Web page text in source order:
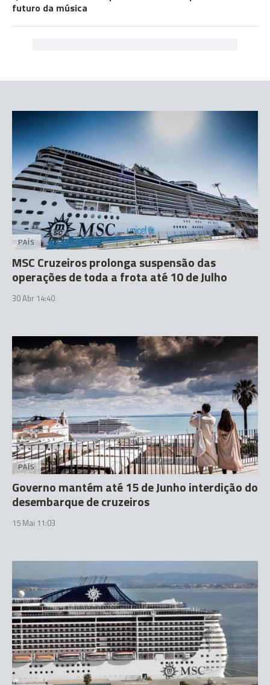
futuro da música
PAÍS
MSC Cruzeiros prolonga suspensão das
operações de toda a frota até 10 de Julho
30 Abr 14:40
PAÍS
Governo mantém até 15 de Junho interdição do
desembarque de cruzeiros
15 Mai 11:03